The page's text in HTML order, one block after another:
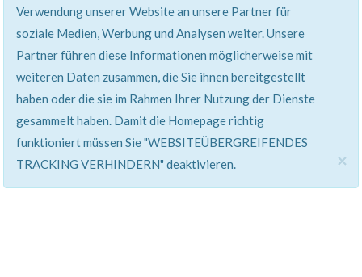
Verwendung unserer Website an unsere Partner für
soziale Medien, Werbung und Analysen weiter. Unsere
Partner führen diese Informationen möglicherweise mit
weiteren Daten zusammen, die Sie ihnen bereitgestellt
haben oder die sie im Rahmen Ihrer Nutzung der Dienste
gesammelt haben. Damit die Homepage richtig
funktioniert müssen Sie "WEBSITEÜBERGREIFENDES
TRACKING VERHINDERN" deaktivieren.
×
Sie haben keinen Zugang zu diesem Bereich. Sie
werden automatisch weitergeleitet.